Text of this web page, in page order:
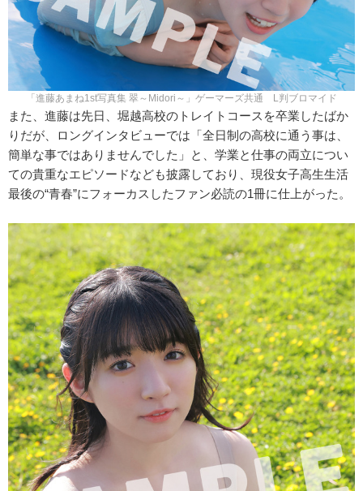
「進藤あまね1st写真集 翠～Midori～」ゲーマーズ共通 L判ブロマイド
また、進藤は先日、堀越高校のトレイトコースを卒業したばか
りだが、ロングインタビューでは「全日制の高校に通う事は、
簡単な事ではありませんでした」と、学業と仕事の両立につい
ての貴重なエピソードなども披露しており、現役女子高生生活
最後の“青春”にフォーカスしたファン必読の1冊に仕上がった。